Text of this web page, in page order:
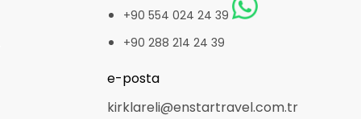
+90 554 024 24 39
+90 288 214 24 39
e-posta
kirklareli@enstartravel.com.tr